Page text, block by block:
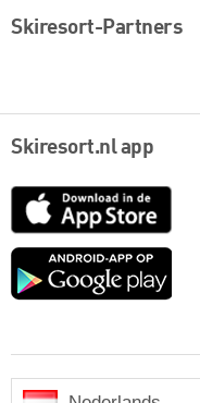
Skiresort-Partners
Skiresort.nl app
App